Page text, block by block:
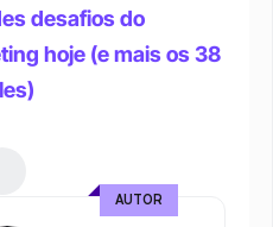
desafios do
hoje (e mais os 38
AUTOR